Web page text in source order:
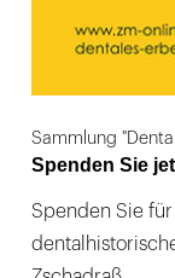
Sammlung
Spenden Sie
Spenden Sie